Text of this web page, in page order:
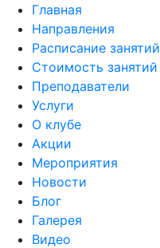
Главная
Направления
Расписание занятий
Стоимость занятий
Преподаватели
Услуги
О клубе
Акции
Мероприятия
Новости
Блог
Галерея
Видео